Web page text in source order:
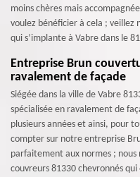
moins chères mais
voulez bénéficier à cela ;
qui s’implante à Vabre dans le
Entreprise Brun
ravalement de façade
Siégée dans la ville de Vabre
spécialisée en ravalement de
plusieurs années et ainsi, pour
compter sur notre entreprise
parfaitement aux normes ;
couvreurs 81330 chevronnés